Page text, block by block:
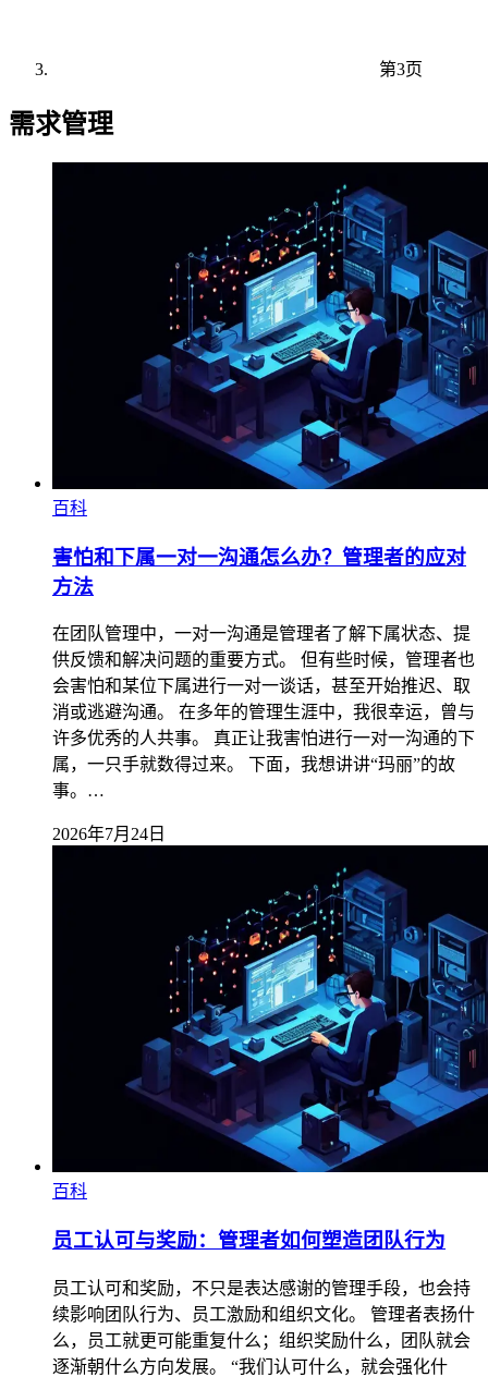
第3页
需求管理
百科
害怕和下属一对一沟通怎么办？管理者的应对
方法
在团队管理中，一对一沟通是管理者了解下属状态、提
供反馈和解决问题的重要方式。 但有些时候，管理者也
会害怕和某位下属进行一对一谈话，甚至开始推迟、取
消或逃避沟通。 在多年的管理生涯中，我很幸运，曾与
许多优秀的人共事。 真正让我害怕进行一对一沟通的下
属，一只手就数得过来。 下面，我想讲讲“玛丽”的故
事。…
2026年7月24日
百科
员工认可与奖励：管理者如何塑造团队行为
员工认可和奖励，不只是表达感谢的管理手段，也会持
续影响团队行为、员工激励和组织文化。 管理者表扬什
么，员工就更可能重复什么；组织奖励什么，团队就会
逐渐朝什么方向发展。 “我们认可什么，就会强化什